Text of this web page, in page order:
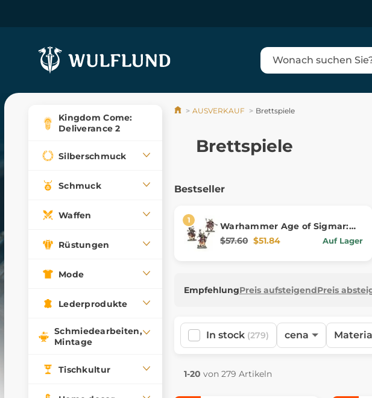
Kingdom Come:
Deliverance 2
Silberschmuck
Schmuck
Waffen
Rüstungen
Mode
Lederprodukte
Schmiedearbeiten,
Mintage
Tischkultur
AUSVERKAUF Brettspiele
Brettspiele
Bestseller
Warhammer Age of Sigmar:
Helsmiths of Hashut: Bull
$57.60 $51.84 Auf Lager
EmpfehlungPreis aufsteigendPreis
In stock (279) cena
1-20 von 279 Artikeln